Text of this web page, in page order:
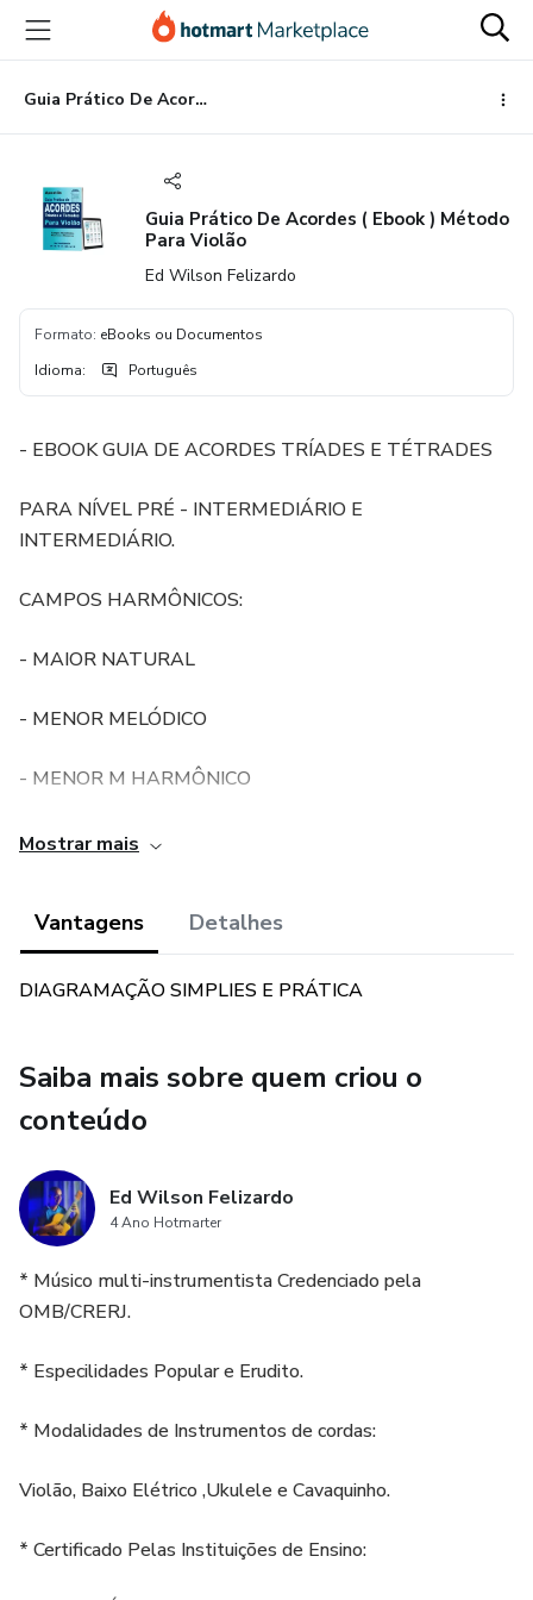
para
conteúdo
principal
para
pagamento
para
rodapé
Guia Prático De Acordes ( Ebook ) Método Para Violão
Guia Prático De Acordes ( Ebook ) Método
Para Violão
Ed Wilson Felizardo
Formato: eBooks ou Documentos
Idioma: Português
- EBOOK GUIA DE ACORDES TRÍADES E TÉTRADES
PARA NÍVEL PRÉ - INTERMEDIÁRIO E
INTERMEDIÁRIO.
CAMPOS HARMÔNICOS:
- MAIOR NATURAL
- MENOR MELÓDICO
- MENOR M HARMÔNICO
- MAIOR NATURAL
GRÁFICOS EM QUALQUER DIMENSÃO, E JÁ SABE
QUAL DIGITAÇÃO UTILIZAR E TRANSPORTAR OS
DESENHOS PARA TODAS AS TONALIDADES NO
: DÓ-RÉ-MI-FÁ-SOL-LÁ-SI
Mostrar mais
Vantagens Detalhes
DIAGRAMAÇÃO SIMPLIES E PRÁTICA
Saiba mais sobre quem criou o
conteúdo
Ed Wilson Felizardo
4 Ano Hotmarter
* Músico multi-instrumentista Credenciado pela
OMB/CRERJ.
* Especilidades Popular e Erudito.
* Modalidades de Instrumentos de cordas:
Violão, Baixo Elétrico ,Ukulele e Cavaquinho.
* Certificado Pelas Instituições de Ensino: